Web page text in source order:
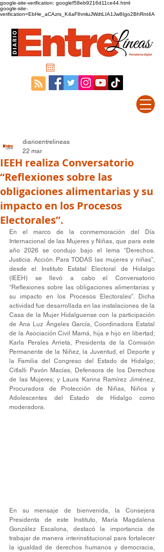
google-site-verification: googlef58eb9216d11ce44.html
google-site-
verification=EbHe_aCAzrs_K4aFIhmluJWdtLIA1Jw8Igo2BhRnt4A
IEEH realiza Conversatorio
“Reflexiones sobre las
obligaciones alimentarias y su
impacto en los Procesos
Electorales”.
diarioentrelineas
22 mar
En el marco de la conmemoración del Día
Internacional de las Mujeres y Niñas, que para este
año 2026 se condujo bajo el lema “Derechos.
Justicia. Acción. Para TODAS las mujeres y niñas”,
desde el Instituto Estatal Electoral de Hidalgo
(IEEH) se llevó a cabo el Conversatorio
“Reflexiones sobre las obligaciones alimentarias y
su impacto en los Procesos Electorales”. Dicha
actividad fue desarrollada en las instalaciones de la
Casa de la Mujer Hidalguense con la participación
de Ana Luz Ángeles García, Coordinadora Estatal
de la Asociación Civil Mamá, hija e hijo en libertad;
Karla Perales Arrieta, Presidenta de la Comisión
Permanente de la Niñez, la Juventud, el Deporte y
la Familia del Congreso del Estado de Hidalgo;
Citlalli Pavón Macías, Defensora de los Derechos
de las Mujeres; y Laura Karina Ramírez Jiménez,
Procuradora de Protección de Niñas, Niños y
Adolescentes del Estado de Hidalgo como
moderadora.
En su mensaje de bienvenida, la Consejera
Presidenta de este Instituto, María Magdalena
González Escalona, destacó la importancia de
trabajar de manera interinstitucional para fortalecer
la igualdad de derechos humanos y democracia,